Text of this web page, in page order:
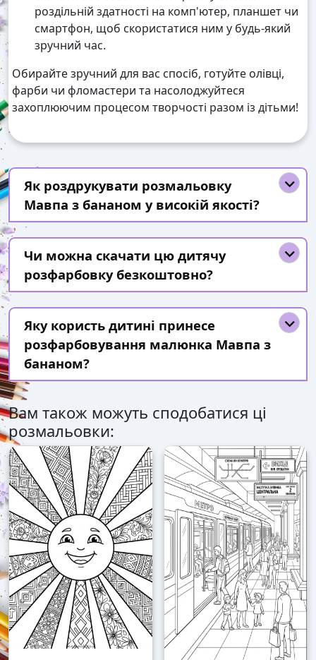
роздільній здатності на комп'ютер, планшет чи
смартфон, щоб скористатися ним у будь-який
зручний час.
Обирайте зручний для вас спосіб, готуйте олівці,
фарби чи фломастери та насолоджуйтеся
захоплюючим процесом творчості разом із дітьми!
Як роздрукувати розмальовку
Мавпа з бананом у високій якості?
Чи можна скачати цю дитячу
розфарбовку безкоштовно?
Яку користь дитині принесе
розфарбовування малюнка Мавпа з
бананом?
Вам також можуть сподобатися ці
розмальовки: